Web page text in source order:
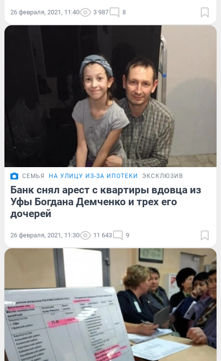
26 февраля, 2021, 11:40 3 987 8
СЕМЬЯ НА УЛИЦУ ИЗ-ЗА ИПОТЕКИ ЭКСКЛЮЗИВ
Банк снял арест с квартиры вдовца из
Уфы Богдана Демченко и трех его
дочерей
26 февраля, 2021, 11:30 11 643 9